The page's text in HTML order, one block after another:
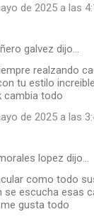
de 2025 a las
galvez dijo…
realzando
tu estilo
cambia todo
de 2025 a las
lopez dijo…
como todo
se escucha esas
gusta todo